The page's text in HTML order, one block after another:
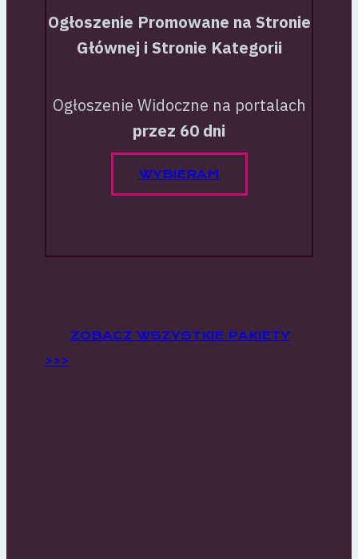
Ogłoszenie Promowane na Stronie
Głównej i Stronie Kategorii
Ogłoszenie Widoczne na portalach
przez 60 dni
WYBIERAM
ZOBACZ WSZYSTKIE PAKIETY
>>>